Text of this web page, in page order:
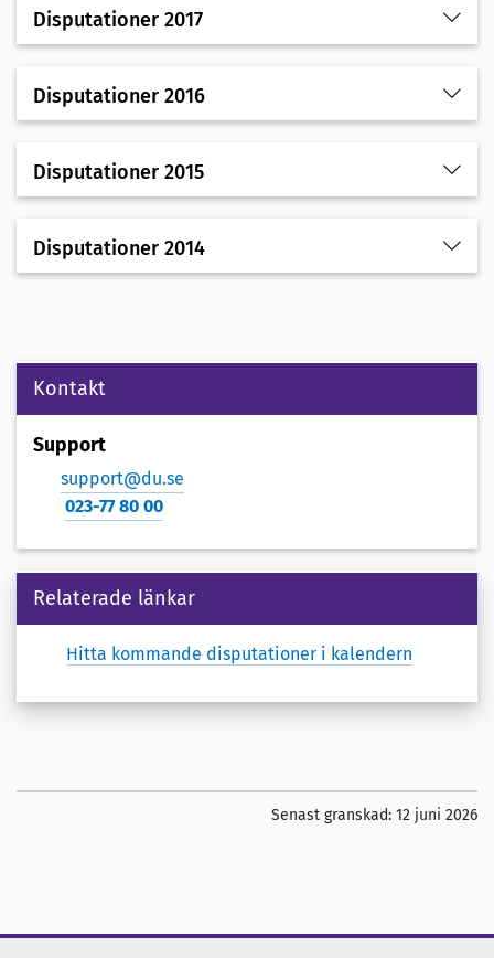
Disputationer 2017
Disputationer 2016
Disputationer 2015
Disputationer 2014
Kontakt
Support
support@du.se
023-77 80 00
Relaterade länkar
Hitta kommande disputationer i kalendern
Senast granskad: 12 juni 2026